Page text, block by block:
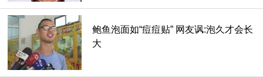
玩适合自己年纪的游乐设施」。
鲍鱼泡面如“痘痘贴” 网友讽:泡久才会长
大